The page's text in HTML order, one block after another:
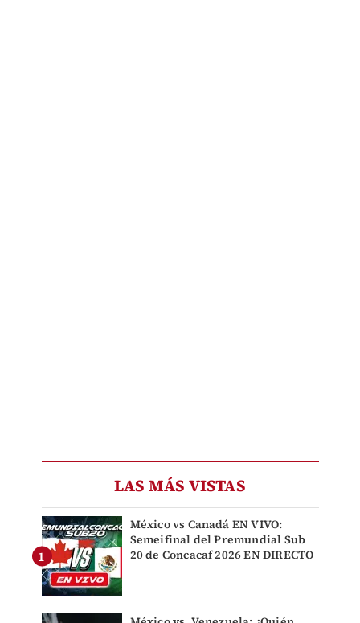
LAS MÁS VISTAS
México vs Canadá EN VIVO:
Semeifinal del Premundial Sub
20 de Concacaf 2026 EN DIRECTO